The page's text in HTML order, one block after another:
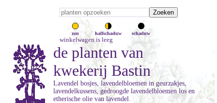
zon halfschaduw schaduw
winkelwagen is leeg
de planten van
kwekerij Bastin
Lavendel bosjes, lavendelbloemen in geurzakjes,
lavendelkussens, gedroogde lavendelbloemen los en
etherische olie van lavendel.